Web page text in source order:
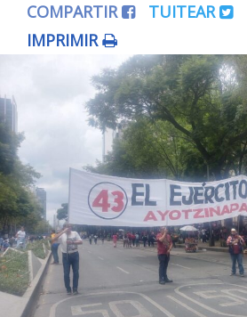
Editorial
Nacional
Colaboradores
Internacional
Cultura
COMPARTIR TUITEAR
IMPRIMIR